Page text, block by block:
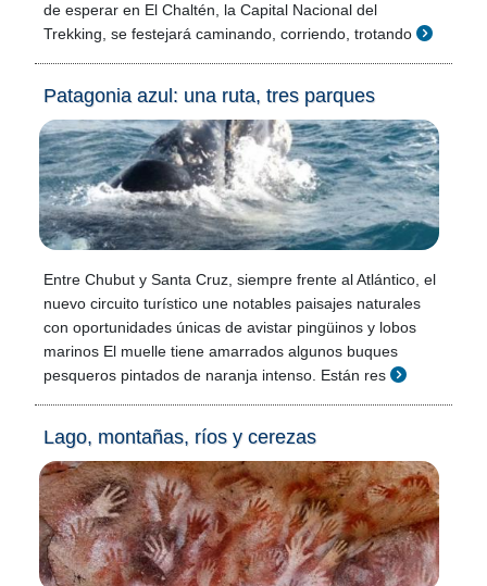
de esperar en El Chaltén, la Capital Nacional del
Trekking, se festejará caminando, corriendo, trotando
Patagonia azul: una ruta, tres parques
Entre Chubut y Santa Cruz, siempre frente al Atlántico, el
nuevo circuito turístico une notables paisajes naturales
con oportunidades únicas de avistar pingüinos y lobos
marinos El muelle tiene amarrados algunos buques
pesqueros pintados de naranja intenso. Están res
Lago, montañas, ríos y cerezas